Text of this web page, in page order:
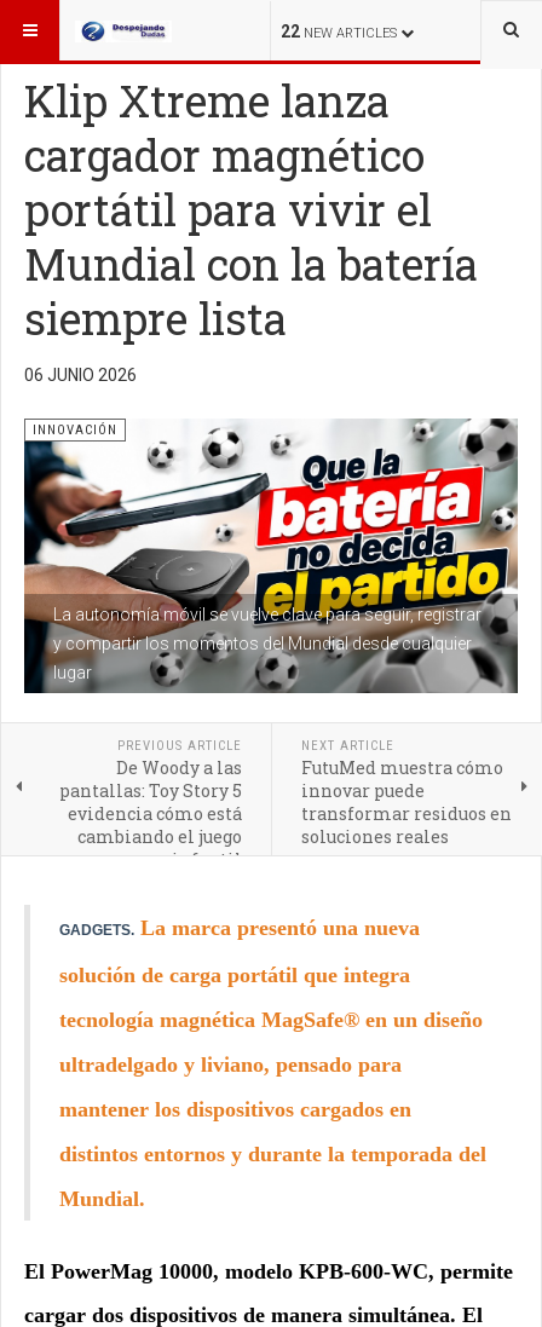
22 NEW ARTICLES
ESTÁ AQUÍ: INNOVACIÓN
Klip Xtreme lanza
cargador magnético
portátil para vivir el
Mundial con la batería
siempre lista
06 JUNIO 2026
La autonomía móvil se vuelve clave para seguir, registrar
y compartir los momentos del Mundial desde cualquier
lugar
INNOVACIÓN
PREVIOUS ARTICLE
De Woody a las
pantallas: Toy Story 5
evidencia cómo está
cambiando el juego
infantil
NEXT ARTICLE
FutuMed muestra cómo
innovar puede
transformar residuos en
soluciones reales
GADGETS. La marca presentó una nueva
solución de carga portátil que integra
tecnología magnética MagSafe® en un diseño
ultradelgado y liviano, pensado para
mantener los dispositivos cargados en
distintos entornos y durante la temporada del
Mundial.
El PowerMag 10000, modelo KPB-600-WC, permite
cargar dos dispositivos de manera simultánea. El